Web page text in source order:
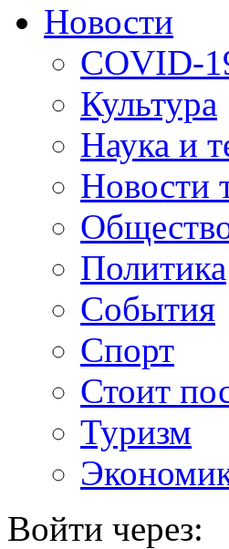
Новости
COVID-
Культура
Наука и
Новости
Политика
События
Спорт
Стоит
Туризм
Войти через: